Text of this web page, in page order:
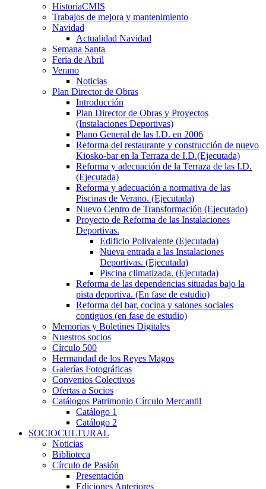
HistoriaCMIS
Trabajos de mejora y mantenimiento
Navidad
Actualidad Navidad
Semana Santa
Feria de Abril
Verano
Noticias
Plan Director de Obras
Introducción
Plan Director de Obras y Proyectos
(Instalaciones Deportivas)
Plano General de las I.D. en 2006
Reforma del restaurante y construcción de nuevo
Kiosko-bar en la Terraza de I.D.(Ejecutada)
Reforma y adecuación de la Terraza de las I.D.
(Ejecutada)
Reforma y adecuación a normativa de las
Piscinas de Verano. (Ejecutada)
Nuevo Centro de Transformación (Ejecutado)
Proyecto de Reforma de las Instalaciones
Deportivas.
Edificio Polivalente (Ejecutada)
Nueva entrada a las Instalaciones
Deportivas. (Ejecutada)
Piscina climatizada. (Ejecutada)
Reforma de las dependencias situadas bajo la
pista deportiva. (En fase de estudio)
Reforma del bar, cocina y salones sociales
contiguos (en fase de estudio)
Memorias y Boletines Digitales
Nuestros socios
Círculo 500
Hermandad de los Reyes Magos
Galerías Fotográficas
Convenios Colectivos
Ofertas a Socios
Catálogos Patrimonio Círculo Mercantil
Catálogo 1
Catálogo 2
SOCIOCULTURAL
Noticias
Biblioteca
Círculo de Pasión
Presentación
Ediciones Anteriores